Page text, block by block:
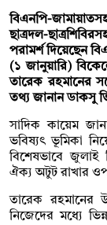
বিএনপি-
ছাত্রদল-
পরামর্শ দিয়েছেন
(১ জানুয়ারি)
তারেক রহমানের
তথ্য জানান ডাকসু
সাদিক কায়েম
ভবিষ্যৎ ভূমিকা
বিশেষভাবে জুলাই
ঐক্য অটুট রাখার
তারেক রহমানের
নিজেদের মধ্যে